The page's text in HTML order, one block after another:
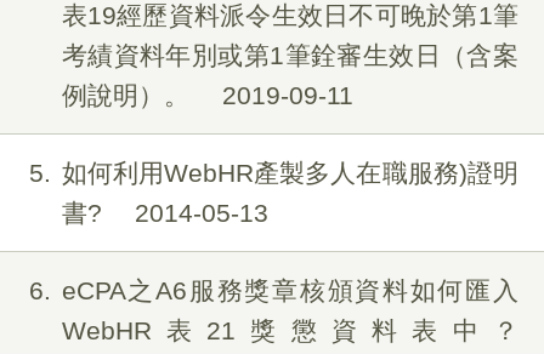
表19經歷資料派令生效日不可晚於第1筆
考績資料年別或第1筆銓審生效日（含案
例說明）。
2019-09-11
5
如何利用WebHR產製多人在職服務)證明
書?
2014-05-13
6
eCPA之A6服務獎章核頒資料如何匯入
WebHR表21獎懲資料表中？